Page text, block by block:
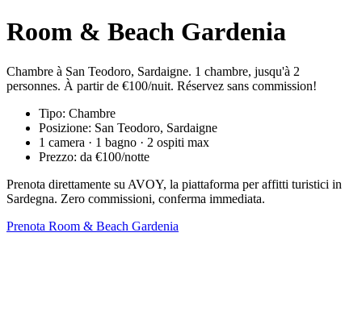
Room & Beach Gardenia
Chambre à San Teodoro, Sardaigne. 1 chambre, jusqu'à 2
personnes. À partir de €100/nuit. Réservez sans commission!
Tipo: Chambre
Posizione: San Teodoro, Sardaigne
1 camera · 1 bagno · 2 ospiti max
Prezzo: da €100/notte
Prenota direttamente su AVOY, la piattaforma per affitti turistici in
Sardegna. Zero commissioni, conferma immediata.
Prenota Room & Beach Gardenia